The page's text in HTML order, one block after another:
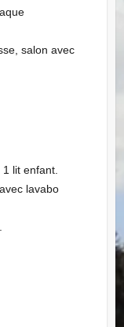
salon avec
lit enfant.
lavabo